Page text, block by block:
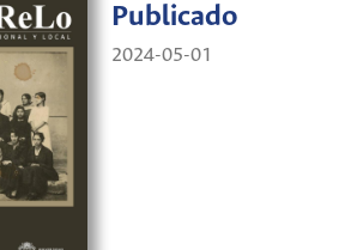
Publicado
2024-05-01